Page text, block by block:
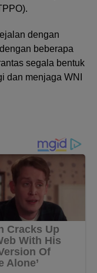
dengan
beberapa
segala bentuk
dan menjaga WNI